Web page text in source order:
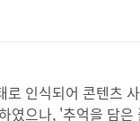
인식되어 콘텐츠
였으나, '추억을 담